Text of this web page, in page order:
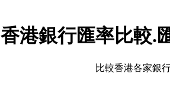
香港銀行匯率比較.
比較香港各家銀